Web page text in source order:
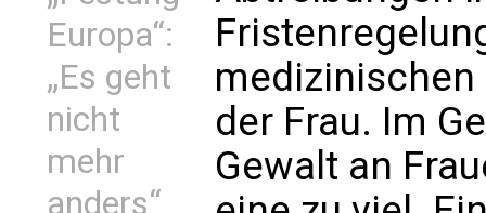
Europa“:
„Es geht
nicht
mehr
anders“
der Frau. Im
Gewalt an